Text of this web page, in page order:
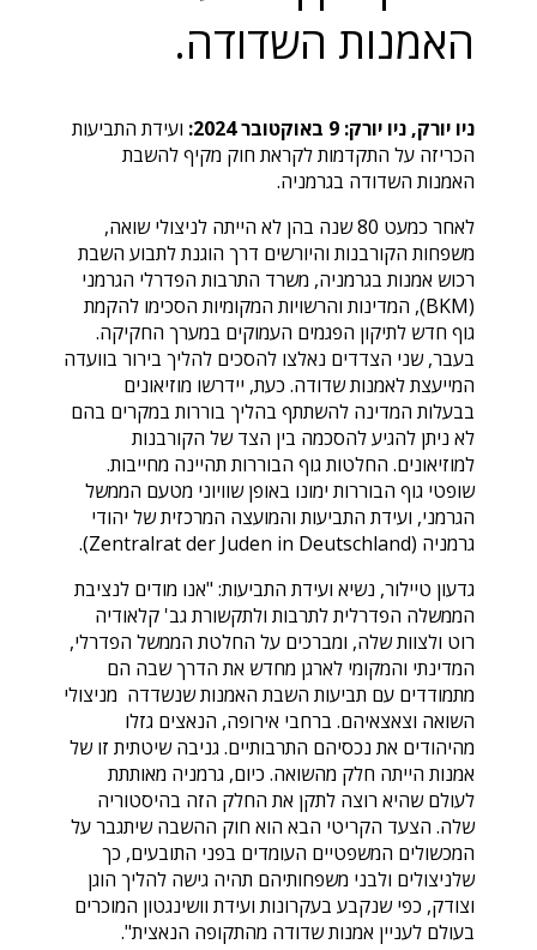
האמנות השדודה.
ניו יורק, ניו יורק: 9 באוקטובר 2024:
ועידת התביעות
הכריזה על התקדמות לקראת חוק מקיף להשבת
האמנות השדודה בגרמניה.
לאחר כמעט 80 שנה בהן לא הייתה לניצולי שואה,
משפחות הקורבנות והיורשים דרך הוגנת לתבוע השבת
רכוש אמנות בגרמניה, משרד התרבות הפדרלי הגרמני
(BKM), המדינות והרשויות המקומיות הסכימו להקמת
גוף חדש לתיקון הפגמים העמוקים במערך החקיקה.
בעבר, שני הצדדים נאלצו להסכים להליך בירור בוועדה
המייעצת לאמנות שדודה. כעת, יידרשו מוזיאונים
בבעלות המדינה להשתתף בהליך בוררות במקרים בהם
לא ניתן להגיע להסכמה בין הצד של הקורבנות
למוזיאונים. החלטות גוף הבוררות תהיינה מחייבות.
שופטי גוף הבוררות ימונו באופן שוויוני מטעם הממשל
הגרמני, ועידת התביעות והמועצה המרכזית של יהודי
גרמניה (Zentralrat der Juden in Deutschland).
גדעון טיילור, נשיא ועידת התביעות: "אנו מודים לנציבת
הממשלה הפדרלית לתרבות ולתקשורת גב' קלאודיה
רוט ולצוות שלה, ומברכים על החלטת הממשל הפדרלי,
המדינתי והמקומי לארגן מחדש את הדרך שבה הם
מתמודדים עם תביעות השבת האמנות שנשדדה מניצולי
השואה וצאצאיהם. ברחבי אירופה, הנאצים גזלו
מהיהודים את נכסיהם התרבותיים. גניבה שיטתית זו של
אמנות הייתה חלק מהשואה. כיום, גרמניה מאותתת
לעולם שהיא רוצה לתקן את החלק הזה בהיסטוריה
שלה. הצעד הקריטי הבא הוא חוק ההשבה שיתגבר על
המכשולים המשפטיים העומדים בפני התובעים, כך
שלניצולים ולבני משפחותיהם תהיה גישה להליך הוגן
וצודק, כפי שנקבע בעקרונות ועידת וושינגטון המוכרים
בעולם לעניין אמנות שדודה מהתקופה הנאצית".